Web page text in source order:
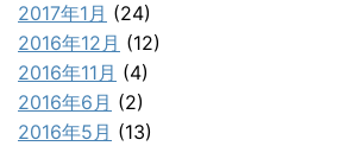
2017年1月 (24)
2016年12月 (12)
2016年11月 (4)
2016年6月 (2)
2016年5月 (13)